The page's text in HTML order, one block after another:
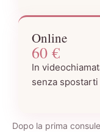
Online
60 €
In
senza spostarti
Dopo la prima